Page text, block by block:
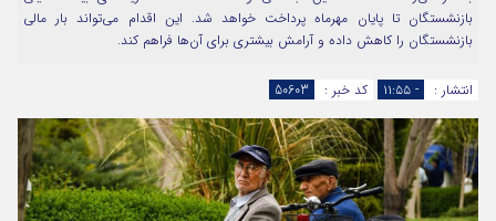
بازنشستگان تا پایان مهرماه پرداخت خواهد شد. این اقدام می‌تواند بار مالی
بازنشستگان را کاهش داده و آرامش بیشتری برای آن‌ها فراهم کند.
انتشار : - ۱۱:۵۵ کد خبر : 50603